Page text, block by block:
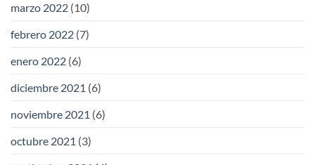
marzo 2022 (10)
febrero 2022 (7)
enero 2022 (6)
diciembre 2021 (6)
noviembre 2021 (6)
octubre 2021 (3)